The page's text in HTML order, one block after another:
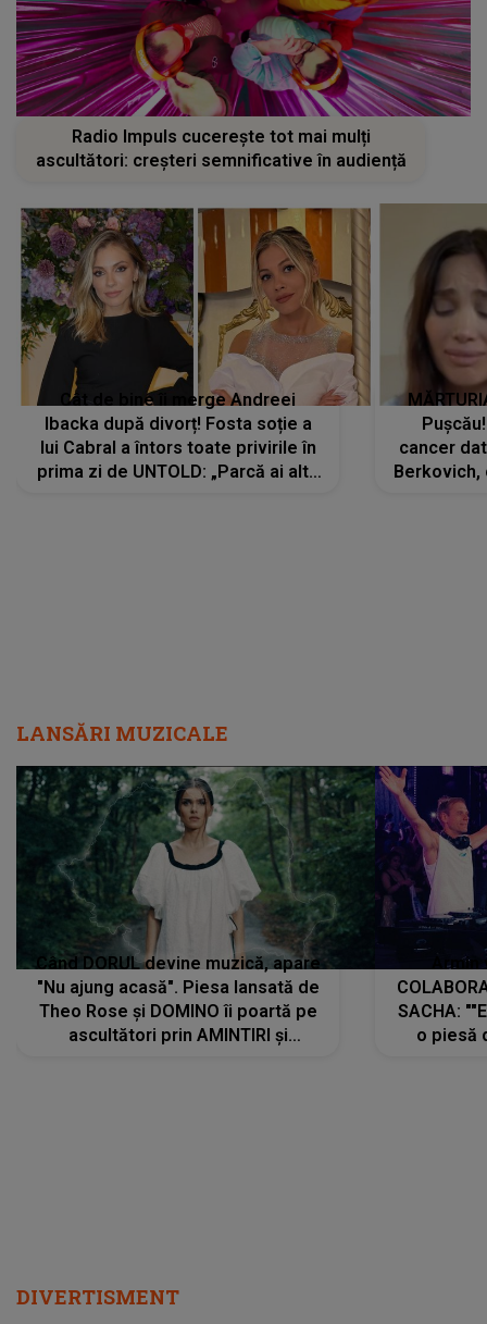
Radio Impuls cucerește tot mai mulți
ascultători: creșteri semnificative în audiență
Cât de bine îi merge Andreei
Ibacka după divorț! Fosta soție a
lui Cabral a întors toate privirile în
prima zi de UNTOLD: „Parcă ai altă
cancer
LANSĂRI MUZICALE
Când DORUL devine muzică, apare
"Nu ajung acasă". Piesa lansată de
Theo Rose și DOMINO îi poartă pe
ascultători prin AMINTIRI și
SACHA:
o piesă
DIVERTISMENT